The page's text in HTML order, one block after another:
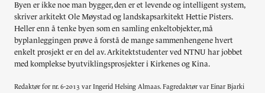
Byen er ikke noe man bygger, den er et levende og intelligent system,
skriver arkitekt Ole Møystad og landskapsarkitekt Hettie Pisters.
Heller enn å tenke byen som en samling enkeltobjekter, må
byplanleggingen prøve å forstå de mange sammenhengene hvert
enkelt prosjekt er en del av. Arkitektstudenter ved NTNU har jobbet
med komplekse byutviklingsprosjekter i Kirkenes og Kina.
Redaktør for nr. 6-2013 var Ingerid Helsing Almaas. Fagredaktør var Einar Bjarki